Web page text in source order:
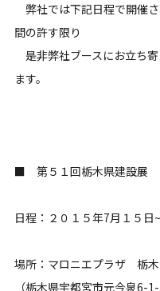
九州・沖縄（外
弊社では下記日程で開催
間の許す限り
是非弊社ブースにお立ち
ます。
■ 第５１回栃木県建設展
日程：２０１５年7月１５日
場所：マロニエプラザ 栃
（栃木県宇都宮市元今泉6-1-